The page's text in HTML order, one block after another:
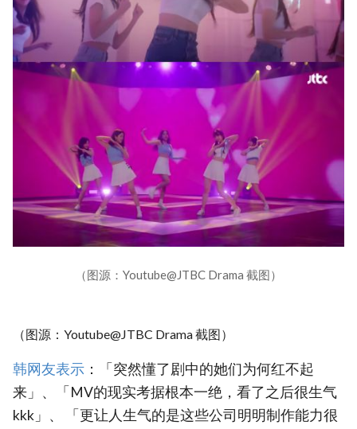
（图源：Youtube@JTBC Drama 截图）
（图源：Youtube@JTBC Drama 截图）
韩网友表示 ：「突然懂了剧中的她们为何红不起
来」、「MV的现实考据根本一绝，看了之后很生气
kkk」、 「更让人生气的是这些公司明明制作能力很